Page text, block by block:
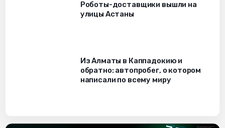
Роботы-доставщики вышли на
улицы Астаны
Из Алматы в Каппадокию и
обратно: автопробег, о котором
написали по всему миру